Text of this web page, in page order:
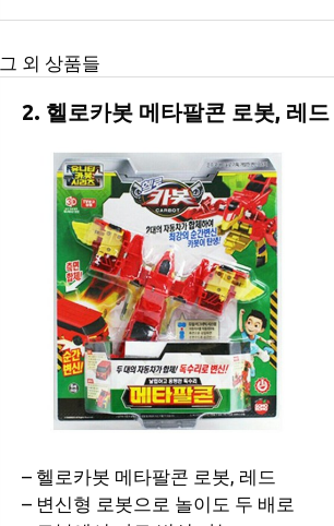
그 외 상품들
2. 헬로카봇 메타팔콘 로봇, 레드
– 헬로카봇 메타팔콘 로봇, 레드
– 변신형 로봇으로 놀이도 두 배로